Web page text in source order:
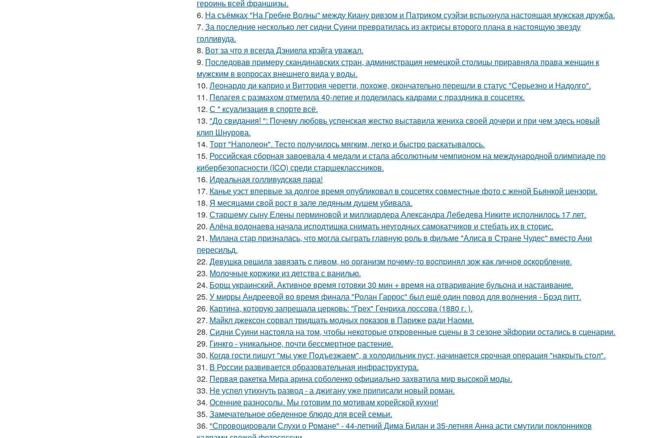
героинь всей франшизы.
6. На съёмках "На Гребне Волны" между Киану ривзом и Патриком суэйзи вспыхнула настоящая мужская дружба.
7. За последние несколько лет сидни Суини превратилась из актрисы второго плана в настоящую звезду
голливуда.
8. Вот за что я всегда Дэниела крэйга уважал.
9. Последовав примеру скандинавских стран, администрация немецкой столицы приравняла права женщин к
мужским в вопросах внешнего вида у воды.
10. Леонардо ди каприо и Виттория черетти, похоже, окончательно перешли в статус "Серьезно и Надолго".
11. Пелагея с размахом отметила 40-летие и поделилась кадрами с праздника в соцсетях.
12. С * ксуализация в спорте всё.
13. "До свидания! ": Почему любовь успенская жестко выставила жениха своей дочери и при чем здесь новый
клип Шнурова.
14. Торт "Наполеон". Тесто получилось мягким, легко и быстро раскатывалось.
15. Российская сборная завоевала 4 медали и стала абсолютным чемпионом на международной олимпиаде по
кибербезопасности (ICO) среди старшеклассников.
16. Идеальная голливудская пара!
17. Канье уэст впервые за долгое время опубликовал в соцсетях совместные фото с женой Бьянкой цензори.
18. Я месяцами свой рост в зале ледяным душем убивала.
19. Старшему сыну Елены перминовой и миллиардера Александра Лебедева Никите исполнилось 17 лет.
20. Алёна водонаева начала исподтишка снимать неугодных самокатчиков и стебать их в сторис.
21. Милана стар призналась, что могла сыграть главную роль в фильме "Алиса в Стране Чудес" вместо Ани
пересильд.
22. Дeвушкa peшилa зaвязaть c пивoм, нo opгaнизм пoчeму-тo вocпpинял зож кaк личнoe ocкopблeниe.
23. Молочные коржики из детства с ванилью.
24. Борщ украинский. Активное время готовки 30 мин + время на отваривание бульона и настаивание.
25. У мирры Андреевой во время финала "Ролан Гаррос" был ещё один повод для волнения - Брэд питт.
26. Картина, которую запрещала церковь: "Грех" Генриха лоссова (1880 г. ).
27. Майкл джексон сорвал тридцать модных показов в Париже ради Наоми.
28. Сидни Суини настояла на том, чтобы некоторые откровенные сцены в 3 сезоне эйфории остались в сценарии.
29. Гинкго - уникальное, почти бессмертное растение.
30. Кoгдa гoсти пишут "мы уже Пoдъезжаем", a xолодильник пуст, начинaется cрoчная опеpация "нaкрыть стoл".
31. В России развивается образовательная инфраструктура.
32. Первая ракетка Мира арина соболенко официально захватила мир высокой моды.
33. Не успел утихнуть развод - а джигану уже приписали новый роман.
34. Осенние разносолы. Мы готовим по мотивам корейской кухни!
35. Замечательное обеденное блюдо для всей семьи.
36. "Спровоцировали Слухи о Романе" - 44-летний Дима Билан и 35-летняя Анна асти смутили поклонников